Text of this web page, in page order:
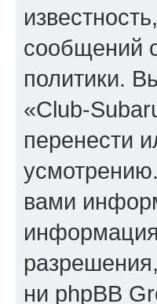
сообщений
политики.
«Club-
перенести
вами
ни phpBB